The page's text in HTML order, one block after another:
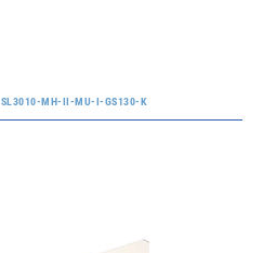
SL3010-MH-II-MU-I-GS130-K